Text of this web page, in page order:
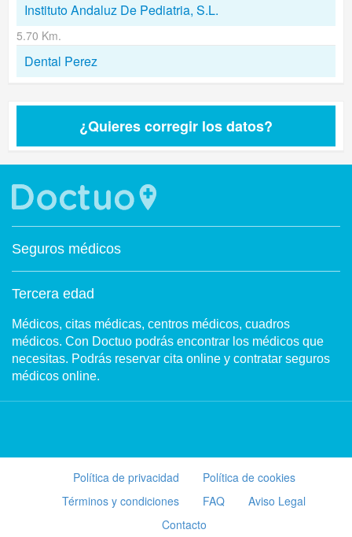
Instituto Andaluz De Pediatria, S.L.
5.70 Km.
Dental Perez
¿Quieres corregir los datos?
Seguros médicos
Tercera edad
Médicos, citas médicas, centros médicos, cuadros
médicos. Con Doctuo podrás encontrar los médicos que
necesitas. Podrás reservar cita online y contratar seguros
médicos online.
Política de privacidad
Política de cookies
Términos y condiciones
FAQ
Aviso Legal
Contacto